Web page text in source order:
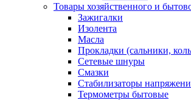
Товары хозяйственного и
Зажигалки
Изолента
Масла
Прокладки (сальники,
Сетевые шнуры
Смазки
Стабилизаторы
Термометры бытовые